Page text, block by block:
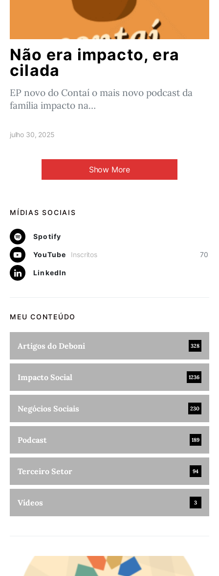
Não era impacto, era
cilada
EP novo do Contaí o mais novo podcast da
família impacto na…
julho 30, 2025
Show More
MÍDIAS SOCIAIS
Spotify
YouTube 70
Inscritos
LinkedIn
MEU CONTEÚDO
Artigos do Deboni 328
Impacto Social 1236
Negócios Sociais 230
Podcast 189
Terceiro Setor 94
Vídeos 3